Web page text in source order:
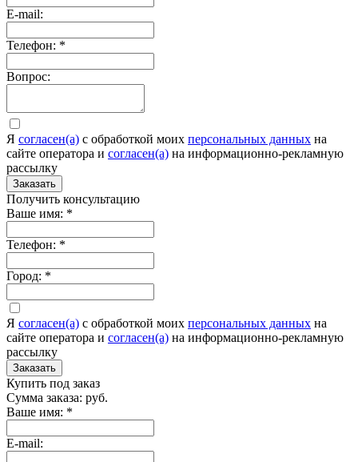
E-mail:
Телефон: *
Вопрос:
Я согласен(а) c обработкой моих персональных данных на
сайте оператора и согласен(а) на информационно-рекламную
рассылку
Заказать
Получить консультацию
Ваше имя: *
Телефон: *
Город: *
Я согласен(а) c обработкой моих персональных данных на
сайте оператора и согласен(а) на информационно-рекламную
рассылку
Заказать
Купить под заказ
Сумма заказа: руб.
Ваше имя: *
E-mail: